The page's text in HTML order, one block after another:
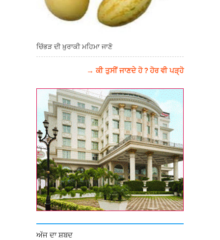
ਚਿੱਭੜ ਦੀ ਖ਼ੁਰਾਕੀ ਮਹਿਮਾ ਜਾਣੋ
→ ਕੀ ਤੁਸੀਂ ਜਾਣਦੇ ਹੋ ? ਹੋਰ ਵੀ ਪੜ੍ਹੋ
ਅੱਜ ਦਾ ਸ਼ਬਦ